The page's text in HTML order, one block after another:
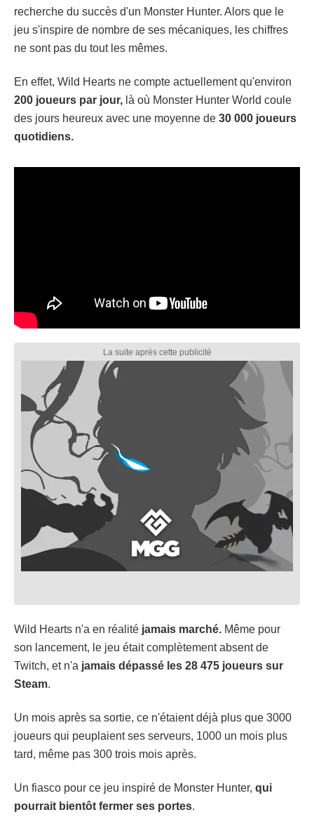
recherche du succès d'un Monster Hunter. Alors que le
jeu s'inspire de nombre de ses mécaniques, les chiffres
ne sont pas du tout les mêmes.
En effet, Wild Hearts ne compte actuellement qu'environ
200 joueurs par jour, là où Monster Hunter World coule
des jours heureux avec une moyenne de 30 000 joueurs
quotidiens.
Wild Hearts n'a en réalité jamais marché. Même pour
son lancement, le jeu était complètement absent de
Twitch, et n'a jamais dépassé les 28 475 joueurs sur
Steam.
Un mois après sa sortie, ce n'étaient déjà plus que 3000
joueurs qui peuplaient ses serveurs, 1000 un mois plus
tard, même pas 300 trois mois après.
Un fiasco pour ce jeu inspiré de Monster Hunter, qui
pourrait bientôt fermer ses portes.